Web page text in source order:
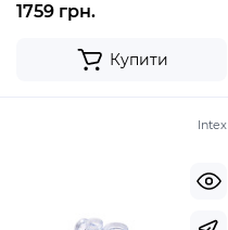
1759 грн.
Купити
Intex